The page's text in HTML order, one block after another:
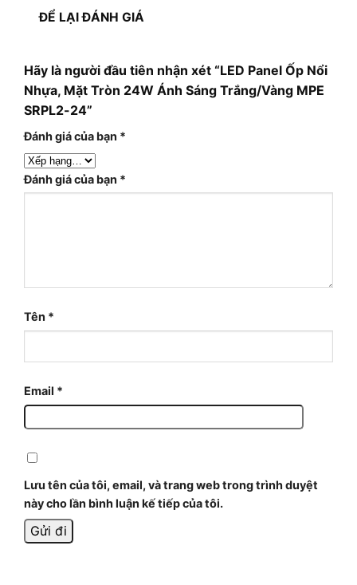
ĐỂ LẠI ĐÁNH GIÁ
Hãy là người đầu tiên nhận xét “LED Panel Ốp Nổi
Nhựa, Mặt Tròn 24W Ánh Sáng Trắng/Vàng MPE
SRPL2-24”
Đánh giá của bạn *
Đánh giá của bạn *
Tên *
Email *
Lưu tên của tôi, email, và trang web trong trình duyệt
này cho lần bình luận kế tiếp của tôi.